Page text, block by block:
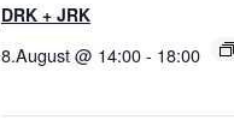
DRK + JRK
8.August @ 14:00- 18:00